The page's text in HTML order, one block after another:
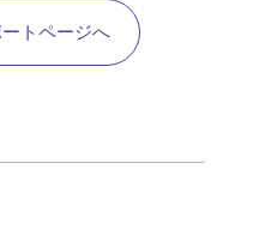
トページへ